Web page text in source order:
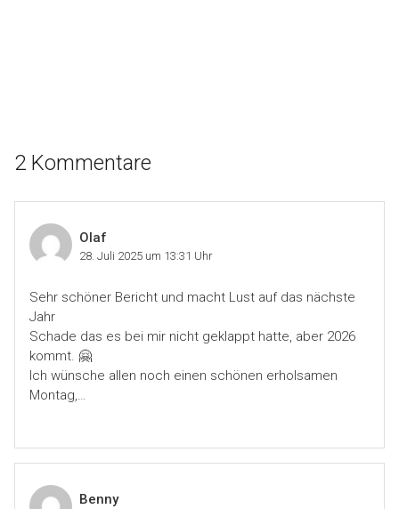
2 Kommentare
Olaf
28. Juli 2025 um 13:31 Uhr
Sehr schöner Bericht und macht Lust auf das nächste
Jahr
Schade das es bei mir nicht geklappt hatte, aber 2026
kommt. 🤗
Ich wünsche allen noch einen schönen erholsamen
Montag,…
Benny